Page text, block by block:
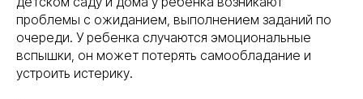
проблемы с ожиданием, выполнением заданий по
очереди. У ребенка случаются эмоциональные
вспышки, он может потерять самообладание и
устроить истерику.